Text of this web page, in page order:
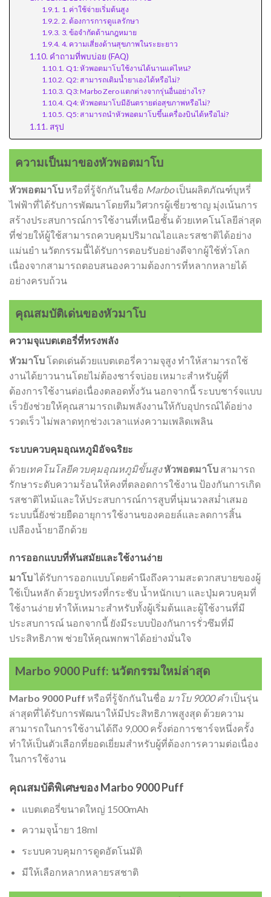
1. ค่าใช้จ่ายเริ่มต้นสูง
2. ต้องการการดูแลรักษา
3. ข้อจำกัดด้านกฎหมาย
4. ความเสี่ยงด้านสุขภาพในระยะยาว
คำถามที่พบบ่อย (FAQ)
Q1: หัวพอตมาโบใช้งานได้นานแค่ไหน?
Q2: สามารถเติมน้ำยาเองได้หรือไม่?
Q3: Marbo Zero แตกต่างจากรุ่นอื่นอย่างไร?
Q4: หัวพอตมาโบมีอันตรายต่อสุขภาพหรือไม่?
Q5: สามารถนำหัวพอตมาโบขึ้นเครื่องบินได้หรือไม่?
สรุป
ความเป็นมาของหัวพอตมาโบ
หัวพอตมาโบ หรือที่รู้จักกันในชื่อ Marboเป็นผลิตภัณฑ์บุหรี่
ไฟฟ้าที่ได้รับการพัฒนาโดยทีมวิศวกรผู้เชี่ยวชาญ มุ่งเน้นการ
สร้างประสบการณ์การใช้งานที่เหนือชั้น ด้วยเทคโนโลยีล่าสุด
ที่ช่วยให้ผู้ใช้สามารถควบคุมปริมาณไอและรสชาติได้อย่าง
แม่นยำ นวัตกรรมนี้ได้รับการตอบรับอย่างดีจากผู้ใช้ทั่วโลก
เนื่องจากสามารถตอบสนองความต้องการที่หลากหลายได้
อย่างครบถ้วน
คุณสมบัติเด่นของหัวมาโบ
ความจุแบตเตอรี่ที่ทรงพลัง
หัวมาโบโดดเด่นด้วยแบตเตอรี่ความจุสูง ทำให้สามารถใช้
งานได้ยาวนานโดยไม่ต้องชาร์จบ่อย เหมาะสำหรับผู้ที่
ต้องการใช้งานต่อเนื่องตลอดทั้งวัน นอกจากนี้ ระบบชาร์จแบบ
เร็วยังช่วยให้คุณสามารถเติมพลังงานให้กับอุปกรณ์ได้อย่าง
รวดเร็ว ไม่พลาดทุกช่วงเวลาแห่งความเพลิดเพลิน
ระบบควบคุมอุณหภูมิอัจฉริยะ
ด้วยเทคโนโลยีควบคุมอุณหภูมิขั้นสูง หัวพอตมาโบ สามารถ
รักษาระดับความร้อนให้คงที่ตลอดการใช้งาน ป้องกันการเกิด
รสชาติไหม้และให้ประสบการณ์การสูบที่นุ่มนวลสม่ำเสมอ
ระบบนี้ยังช่วยยืดอายุการใช้งานของคอยล์และลดการสิ้น
เปลืองน้ำยาอีกด้วย
การออกแบบที่ทันสมัยและใช้งานง่าย
มาโบได้รับการออกแบบโดยคำนึงถึงความสะดวกสบายของผู้
ใช้เป็นหลัก ด้วยรูปทรงที่กระชับ น้ำหนักเบา และปุ่มควบคุมที่
ใช้งานง่าย ทำให้เหมาะสำหรับทั้งผู้เริ่มต้นและผู้ใช้งานที่มี
ประสบการณ์ นอกจากนี้ ยังมีระบบป้องกันการรั่วซึมที่มี
ประสิทธิภาพ ช่วยให้คุณพกพาได้อย่างมั่นใจ
Marbo 9000 Puff: นวัตกรรมใหม่ล่าสุด
Marbo 9000 Puff หรือที่รู้จักกันในชื่อ มาโบ 9000 คำ เป็นรุ่น
ล่าสุดที่ได้รับการพัฒนาให้มีประสิทธิภาพสูงสุด ด้วยความ
สามารถในการใช้งานได้ถึง 9,000 ครั้งต่อการชาร์จหนึ่งครั้ง
ทำให้เป็นตัวเลือกที่ยอดเยี่ยมสำหรับผู้ที่ต้องการความต่อเนื่อง
ในการใช้งาน
คุณสมบัติพิเศษของ Marbo 9000 Puff
แบตเตอรี่ขนาดใหญ่ 1500mAh
ความจุน้ำยา 18ml
ระบบควบคุมการดูดอัตโนมัติ
มีให้เลือกหลากหลายรสชาติ